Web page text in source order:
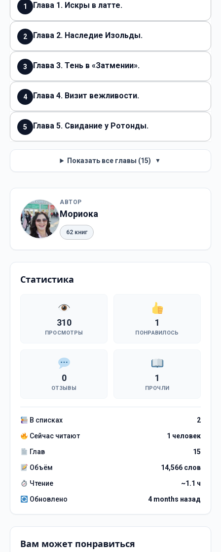
1 Глава 1. Искры в латте.
2 Глава 2. Наследие Изольды.
3 Глава 3. Тень в «Затмении».
4 Глава 4. Визит вежливости.
5 Глава 5. Свидание у Ротонды.
Показать все главы (15) ▼
АВТОР
Мориока
62 книг
Статистика
310
ПРОСМОТРЫ
1
ПОНРАВИЛОСЬ
0
ОТЗЫВЫ
1
ПРОЧЛИ
В списках
2
Сейчас читают
1 человек
Глав
15
Объём
14,566 слов
Чтение
~1.1 ч
Обновлено
4 months назад
Вам может понравиться